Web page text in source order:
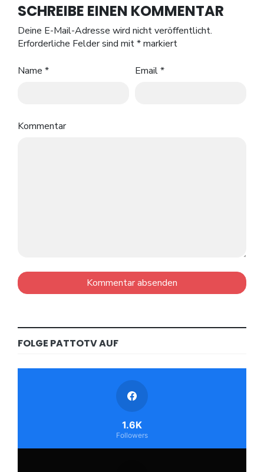
SCHREIBE EINEN KOMMENTAR
Deine E-Mail-Adresse wird nicht veröffentlicht.
Erforderliche Felder sind mit*markiert
Name * Email*
Kommentar
FOLGE PATTOTV AUF
1.6K
Followers